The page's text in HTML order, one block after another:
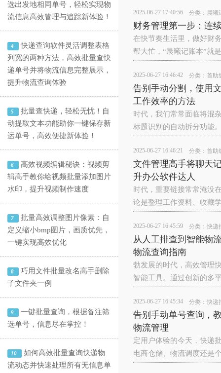
选出发地相同单号，轻松实现物
流信息高效管理与追踪新体验！
4
快递查询软件灵活调整表格
列宽的两种方法，高效批量查快
递单号并将物流信息完整展示，
提升物流查询体验
5
批量查快递，轻松无忧！自
动提取文本功能助你一键保存新
运单号，高效便捷新体验！
6
高效视频编辑秘诀：视频剪
辑高手教你给视频批量添加图片
水印，提升视频制作速度
7
批量高效调整图片像素：自
定义缩小bmp图片，画质优先，
一键实现高效优化
8
巧用文件批量改名高手删除
子文件夹一例
9
一键批量查询，根据备注筛
选单号，信息尽在掌控！
10
如何高效批量查询快递物
流动态并快速处理所有无信息单
2025-06-27 17:40:56 分类： 晨曦
财务管理第一步：连
在快节奏生活里，做好财
帮大忙，“晨曦记账本”就
2025-06-27 16:46:42 分类： 首助
告别手动分割，使用
工作效率的方法
时代，我们常常面临将混
标题识别的自动拆分功能
2025-06-27 16:46:21 分类： 首助
文件管理高手将聊天
升办公软件达人
时代，重要链接常常淹没
论是整理工作资料、收藏
2025-06-27 16:45:59 分类： 快递
从人工排查到智能物
物流查询指南
勃发展的时代，高效管理
智能工具。通过创新的多
2025-06-27 16:45:34 分类： 快递
告别手动单号查询，
物流管理
定用户体验的今天，快递
电商仓储、物流调度还是